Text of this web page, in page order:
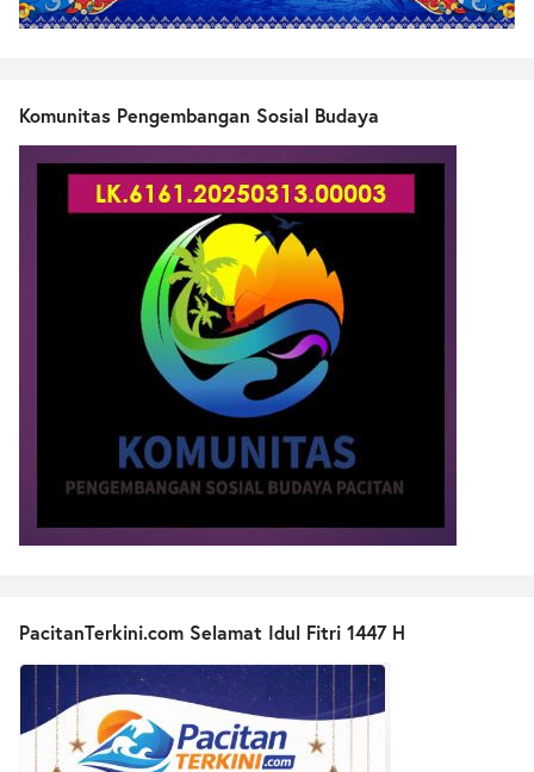
Komunitas Pengembangan Sosial Budaya
PacitanTerkini.com Selamat Idul Fitri 1447 H